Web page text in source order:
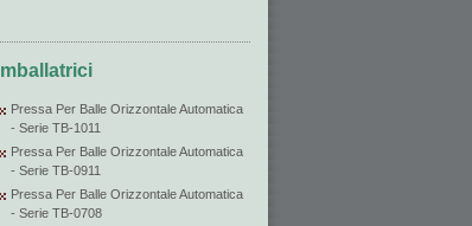
Imballatrici
Pressa Per Balle Orizzontale Automatica
- Serie TB-1011
Pressa Per Balle Orizzontale Automatica
- Serie TB-0911
Pressa Per Balle Orizzontale Automatica
- Serie TB-0708